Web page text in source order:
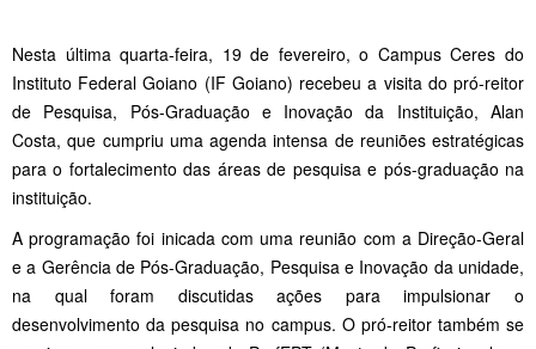
Nesta última quarta-feira, 19 de fevereiro, o Campus Ceres do
Instituto Federal Goiano (IF Goiano) recebeu a visita do pró-reitor
de Pesquisa, Pós-Graduação e Inovação da Instituição, Alan
Costa, que cumpriu uma agenda intensa de reuniões estratégicas
para o fortalecimento das áreas de pesquisa e pós-graduação na
instituição.
A programação foi inicada com uma reunião com a Direção-Geral
e a Gerência de Pós-Graduação, Pesquisa e Inovação da unidade,
na qual foram discutidas ações para impulsionar o
desenvolvimento da pesquisa no campus. O pró-reitor também se